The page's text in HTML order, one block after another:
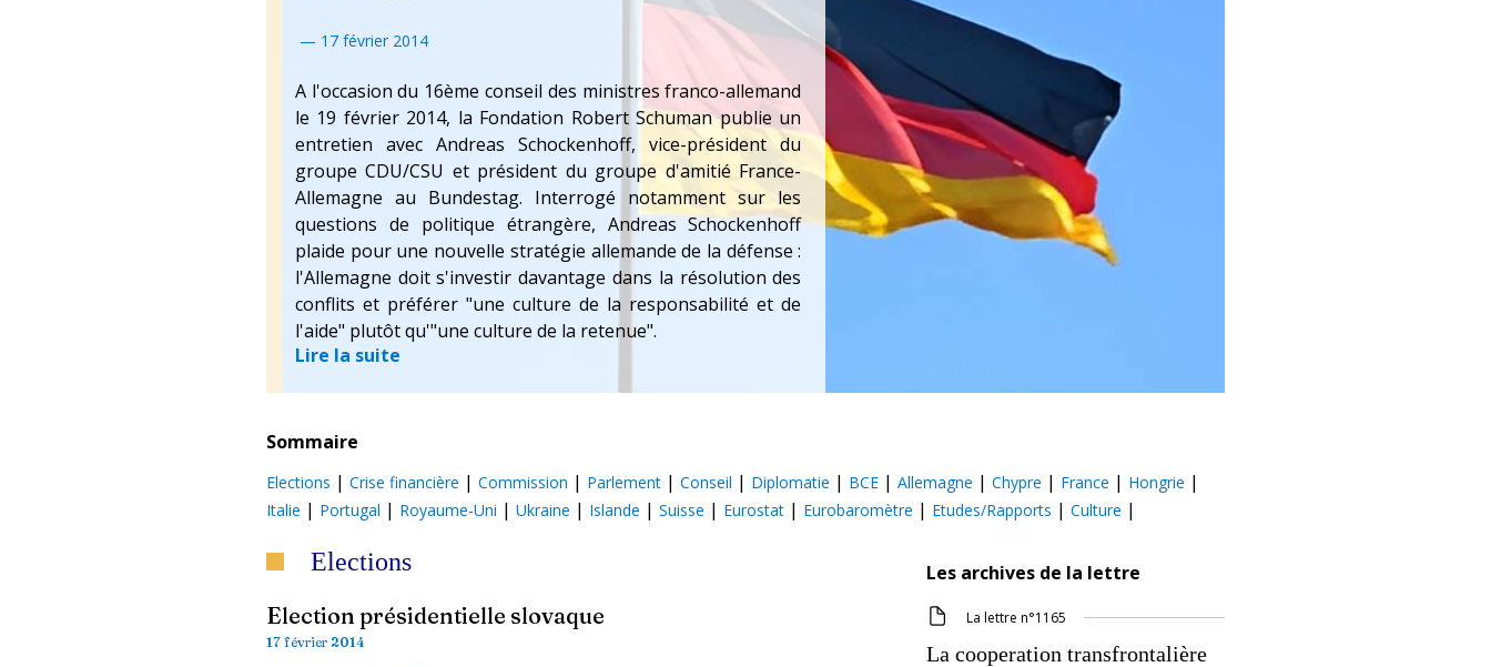
— 17 février 2014
A l'occasion du 16ème conseil des ministres franco-allemand
le 19 février 2014, la Fondation Robert Schuman publie un
entretien avec Andreas Schockenhoff, vice-président du
groupe CDU/CSU et président du groupe d'amitié France-
Allemagne au Bundestag. Interrogé notamment sur les
questions de politique étrangère, Andreas Schockenhoff
plaide pour une nouvelle stratégie allemande de la défense :
l'Allemagne doit s'investir davantage dans la résolution des
conflits et préférer "une culture de la responsabilité et de
l'aide" plutôt qu'"une culture de la retenue".
Lire la suite
Sommaire
Elections | Crise financière | Commission | Parlement | Conseil | Diplomatie | BCE | Allemagne | Chypre | France | Hongrie |
Italie | Portugal | Royaume-Uni | Ukraine | Islande | Suisse | Eurostat | Eurobaromètre | Etudes/Rapports | Culture |
Elections
Election présidentielle slovaque
17 février 2014
Les archives de la lettre
La lettre n°1165
La cooperation transfrontalière